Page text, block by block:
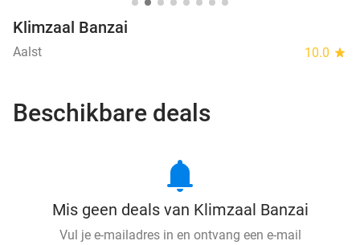
Klimzaal Banzai
Aalst 10.0 star
Beschikbare deals
notifications
Mis geen deals van Klimzaal Banzai
Vul je e-mailadres in en ontvang een e-mail